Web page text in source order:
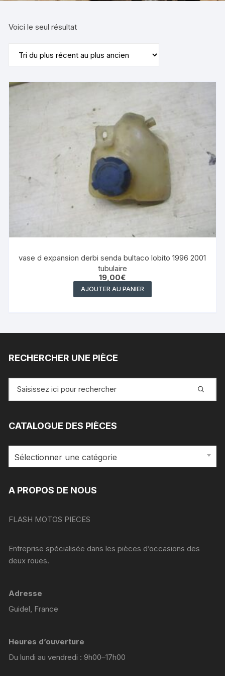
Voici le seul résultat
vase d expansion derbi senda bultaco lobito 1996 2001
tubulaire
19,00€
AJOUTER AU PANIER
RECHERCHER UNE PIÈCE
pour
CATALOGUE DES PIÈCES
Sélectionner une catégorie
A PROPOS DE NOUS
FLASH MOTOS PIECES
Entreprise spécialisée dans les pièces d’occasions des
deux roues.
Adresse
Guidel, France
Heures d’ouverture
Du lundi au vendredi : 9h00–17h00